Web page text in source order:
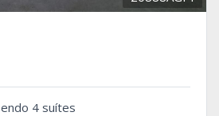
4 suítes